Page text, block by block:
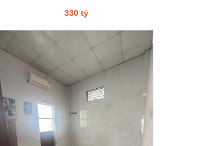
330 tỷ